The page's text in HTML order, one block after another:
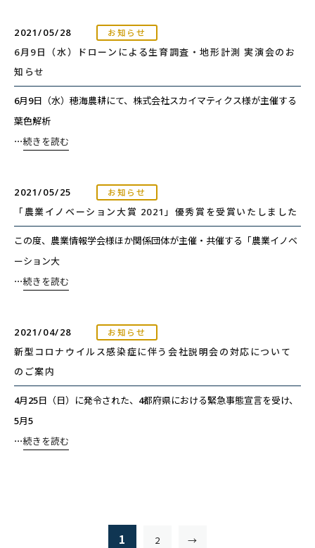
2021/05/28 お知らせ
6月9日（水）ドローンによる生育調査・地形計測 実演会のお
知らせ
6月9日（水）穂海農耕にて、株式会社スカイマティクス様が主催する
葉色解析
⋯続きを読む
2021/05/25 お知らせ
「農業イノベーション大賞 2021」優秀賞を受賞いたしました
この度、農業情報学会様ほか関係団体が主催・共催する「農業イノベ
ーション大
⋯続きを読む
2021/04/28 お知らせ
新型コロナウイルス感染症に伴う会社説明会の対応について
のご案内
4月25日（日）に発令された、4都府県における緊急事態宣言を受け、
5月5
⋯続きを読む
1 2 →